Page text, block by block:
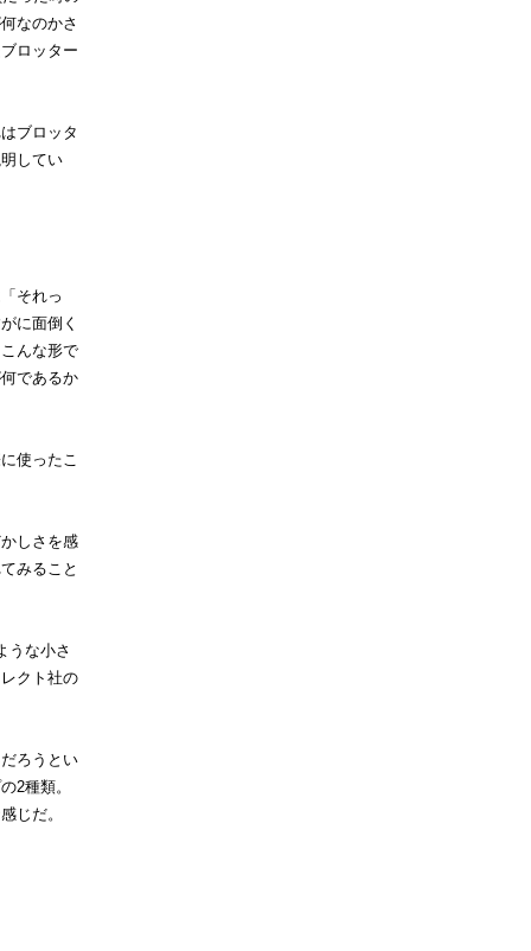
なのかさ
ロッター
ブロッタ
してい
それっ
に面倒く
んな形で
であるか
使ったこ
しさを感
みること
うな小さ
クト社の
ろうとい
2種類。
じだ。